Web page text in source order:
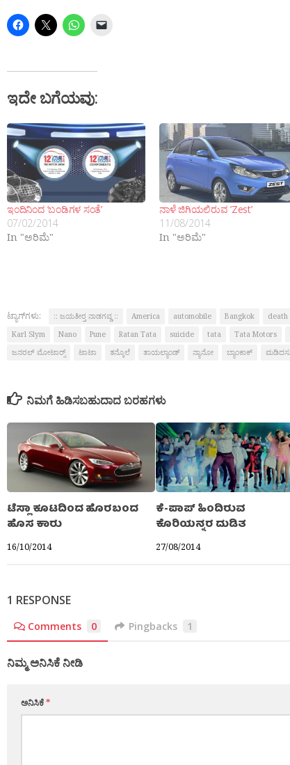
ಇದೇ ಬಗೆಯವು:
ಇಂದಿನಿಂದ ’ಬಂಡಿಗಳ ಸಂತೆ’
07/02/2014
In "ಅರಿಮೆ"
ನಾಳೆ ಜಿಗಿಯಲಿರುವ ’Zest’
11/08/2014
In "ಅರಿಮೆ"
ಟ್ಯಾಗ್‌ಗಳು: :: ಜಯತೀರ‍್ತ ನಾಡಗವ್ಡ :: America automobile Bangkok death
Karl Slym
Nano Pune Ratan Tata suicide tata Tata Motors
ಜನರಲ್ ಮೋಟಾರ‍್ಸ್
ಟಾಟಾ ತನ್ಕೊಲೆ ತಾಯಲ್ಯಾಂಡ್ ನ್ಯಾನೋ ಬ್ಯಾಂಕಾಕ್
ನಿಮಗೆ ಹಿಡಿಸಬಹುದಾದ ಬರಹಗಳು
ಟೆಸ್ಲಾ ಕೂಟದಿಂದ ಹೊರಬಂದ
ಹೊಸ ಕಾರು
16/10/2014
ಕೆ-ಪಾಪ್ ಹಿಂದಿರುವ
ಕೊರಿಯನ್ನರ ದುಡಿತ
27/08/2014
1 RESPONSE
Comments 0 Pingbacks 1
ನಿಮ್ಮ ಅನಿಸಿಕೆ ನೀಡಿ
ಅನಿಸಿಕೆ*